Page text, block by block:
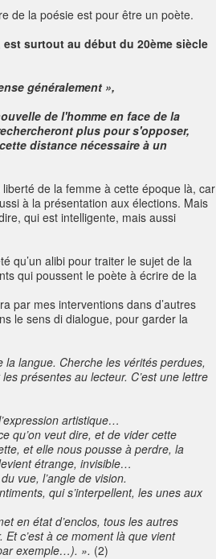
de la poésie est pour être un poète.
surtout au début du 20ème siècle
généralement »,
de l'homme en face de la
plus pour s'opposer,
distance nécessaire à un
de la femme à cette époque là, car
à la présentation aux élections. Mais
qui est intelligente, mais aussi
qu’un alibi pour traiter le sujet de la
qui poussent le poète à écrire de la
par mes interventions dans d’autres
le sens di dialogue, pour garder la
langue. Cherche les vérités perdues,
présentes au lecteur. C’est une lettre
artistique…
qu’on veut dire, et de vider cette
et elle nous pousse à perdre, la
étrange, invisible…
vue, l’angle de vision.
qui s’interpellent, les unes aux
en état d’enclos, tous les autres
c’est à ce moment là que vient
exemple…). ». (2)